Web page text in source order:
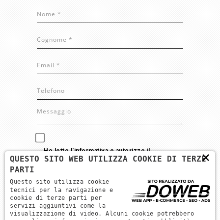
Ho letto l'informativa e autorizzo il
trattamento dei miei dati personali per le finalità
INVIA
×
QUESTO SITO WEB UTILIZZA COOKIE DI TERZE
PARTI
Questo sito utilizza cookie
tecnici per la navigazione e
cookie di terze parti per
servizi aggiuntivi come la
visualizzazione di video. Alcuni cookie potrebbero